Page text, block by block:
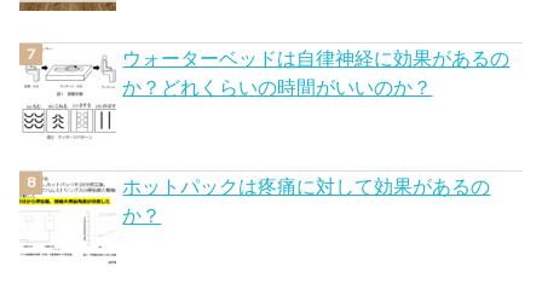
ウォーターベッドは自律神経に効果があるの
か？どれくらいの時間がいいのか？
ホットパックは疼痛に対して効果があるの
か？